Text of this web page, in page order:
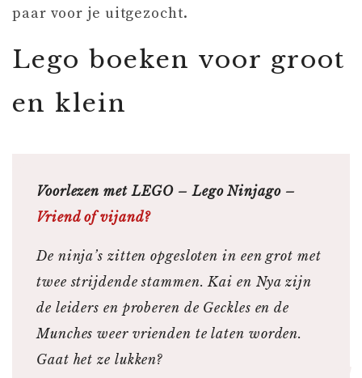
paar voor je uitgezocht.
Lego boeken voor groot
en klein
Voorlezen met LEGO – Lego Ninjago –
Vriend of vijand?
De ninja’s zitten opgesloten in een grot met
twee strijdende stammen. Kai en Nya zijn
de leiders en proberen de Geckles en de
Munches weer vrienden te laten worden.
Gaat het ze lukken?